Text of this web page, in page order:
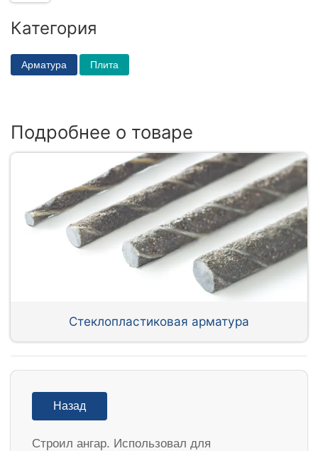
Категория
Арматура Плита
Подробнее о товаре
Стеклопластиковая арматура
Назад
Строил ангар. Использовал для